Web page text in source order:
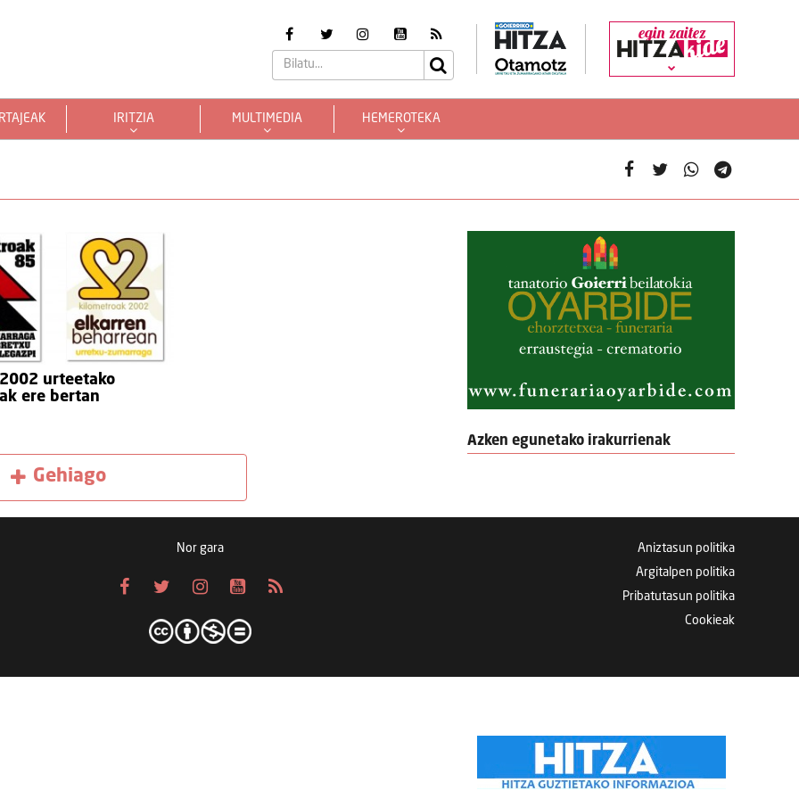
egin zaitez
IRITZIA MULTIMEDIA HEMEROTEKA
urteetako
ere bertan
Gehiago
Azken egunetako irakurrienak
Nor gara
Aniztasun politika
Argitalpen politika
Pribatutasun politika
Cookieak